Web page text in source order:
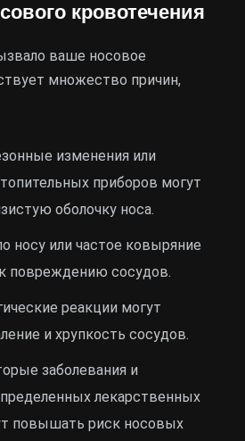
кровотечения
ваше носовое
множество причин,
изменения или
приборов могут
оболочку носа.
носу или частое ковыряние
повреждению сосудов.
реакции могут
и хрупкость сосудов.
заболевания и
лекарственных
повышать риск носовых